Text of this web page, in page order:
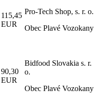
115,45
EUR
Pro-Tech Shop, s. r. o.
Obec Plavé Vozokany
90,30
EUR
Bidfood Slovakia s. r.
o.
Obec Plavé Vozokany